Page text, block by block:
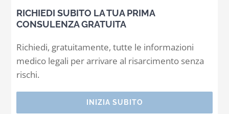
RICHIEDI SUBITO LA TUA PRIMA
CONSULENZA GRATUITA
Richiedi, gratuitamente, tutte le informazioni
medico legali per arrivare al risarcimento senza
rischi.
INIZIA SUBITO